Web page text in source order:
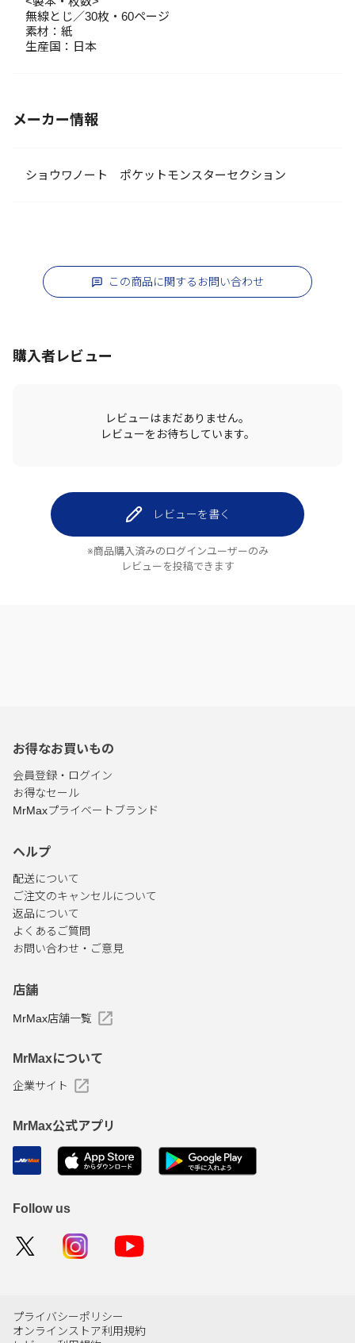
無線とじ／30枚・60ページ
素材：紙
生産国：日本
メーカー情報
ショウワノート ポケットモンスターセクション
この商品に関するお問い合わせ
購入者レビュー
レビューはまだありません。
レビューをお待ちしています。
レビューを書く
※商品購入済みのログインユーザーのみ
レビューを投稿できます
お得なお買いもの
会員登録・ログイン
お得なセール
MrMaxプライベートブランド
ヘルプ
配送について
ご注文のキャンセルについて
返品について
よくあるご質問
お問い合わせ・ご意見
店舗
MrMax店舗一覧
MrMaxについて
企業サイト
MrMax公式アプリ
Follow us
プライバシーポリシー
オンラインストア利用規約